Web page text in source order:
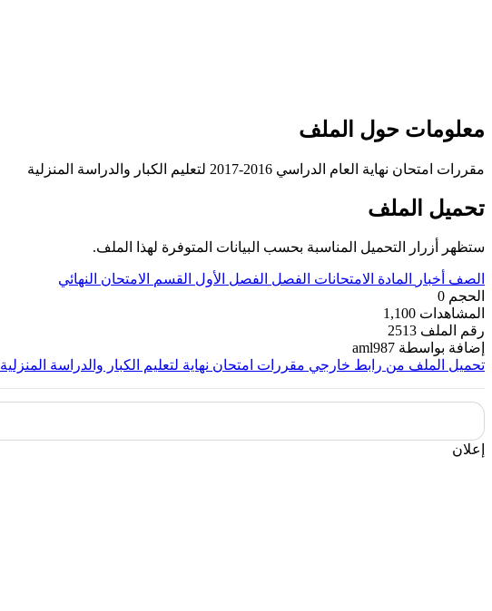
معلومات حول الملف
مقررات امتحان نهاية العام الدراسي 2016-2017 لتعليم الكبار والدراسة المنزلية
تحميل الملف
ستظهر أزرار التحميل المناسبة بحسب البيانات المتوفرة لهذا الملف.
الصف أخبار المادة الامتحانات الفصل الفصل الأول القسم الامتحان النهائي
الحجم 0
المشاهدات 1,100
رقم الملف 2513
إضافة بواسطة aml987
تحميل الملف من رابط خارجي مقررات امتحان نهاية لتعليم الكبار والدراسة المنزلية
إعلان